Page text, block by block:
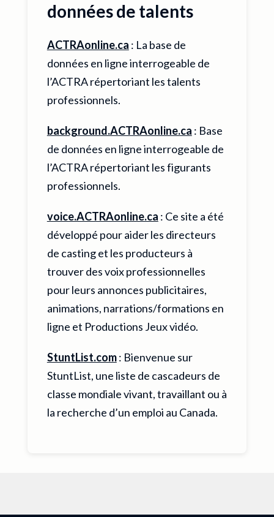
données de talents
ACTRAonline.ca : La base de
données en ligne interrogeable de
l’ACTRA répertoriant les talents
professionnels.
background.ACTRAonline.ca : Base
de données en ligne interrogeable de
l’ACTRA répertoriant les figurants
professionnels.
voice.ACTRAonline.ca : Ce site a été
développé pour aider les directeurs
de casting et les producteurs à
trouver des voix professionnelles
pour leurs annonces publicitaires,
animations, narrations/formations en
ligne et Productions Jeux vidéo.
StuntList.com: Bienvenue sur
StuntList, une liste de cascadeurs de
classe mondiale vivant, travaillant ou à
la recherche d’un emploi au Canada.